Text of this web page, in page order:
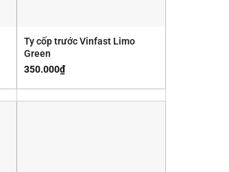
Ty cốp trước Vinfast Limo
Green
350.000₫